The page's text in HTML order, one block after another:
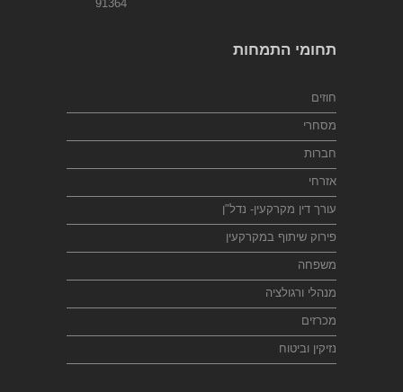
91364
תחומי התמחות
חוזים
מסחרי
חברות
אזרחי
עורך דין מקרקעין- נדל"ן
פירוק שיתוף במקרקעין
משפחה
מנהלי ורגולציה
מכרזים
נזיקין וביטוח